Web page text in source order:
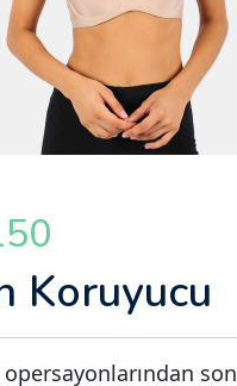
Koruyucu